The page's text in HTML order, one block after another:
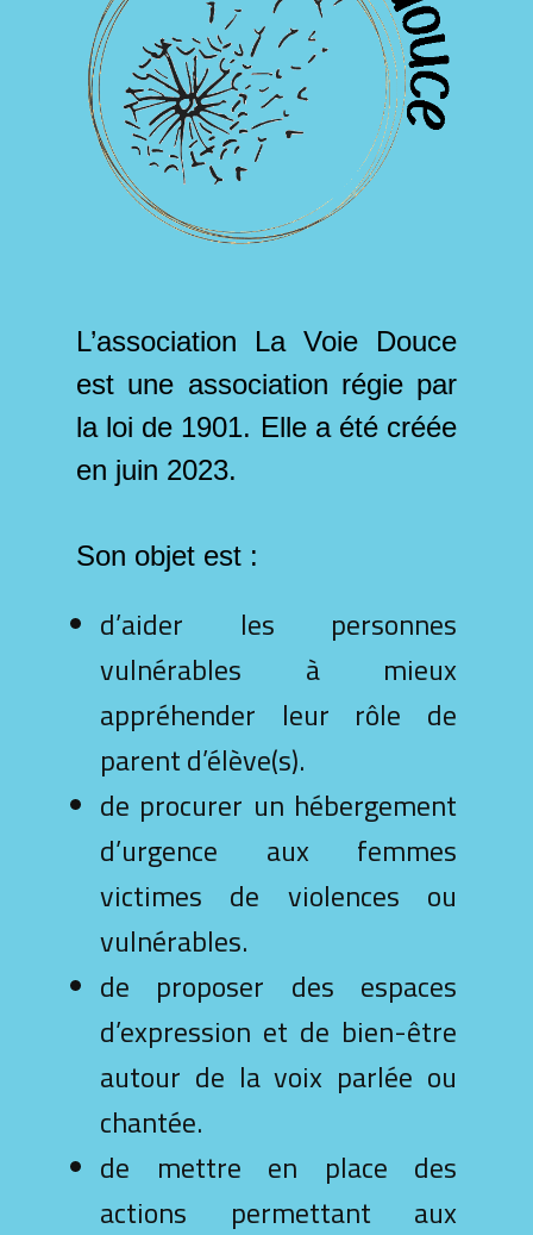
L’association ​La Voie Douce
est une association régie par
la loi de 1901. Elle a été créée
en juin 2023.
Son objet est :
d’aider les personnes
vulnérables à mieux
appréhender leur rôle de
parent d’élève(s).
de procurer un hébergement
d’urgence aux femmes
victimes de violences ou
vulnérables.
de proposer des espaces
d’expression et de bien-être
autour de la voix parlée ou
chantée.
de mettre en place des
actions permettant aux